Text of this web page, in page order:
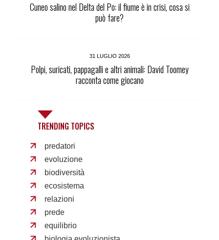
Cuneo salino nel Delta del Po: il fiume è in crisi, cosa si
può fare?
31 LUGLIO 2026
Polpi, suricati, pappagalli e altri animali: David Toomey
racconta come giocano
TRENDING TOPICS
predatori
evoluzione
biodiversità
ecosistema
relazioni
prede
equilibrio